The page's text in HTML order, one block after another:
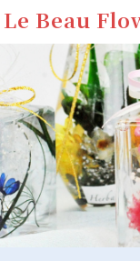
Le Beau